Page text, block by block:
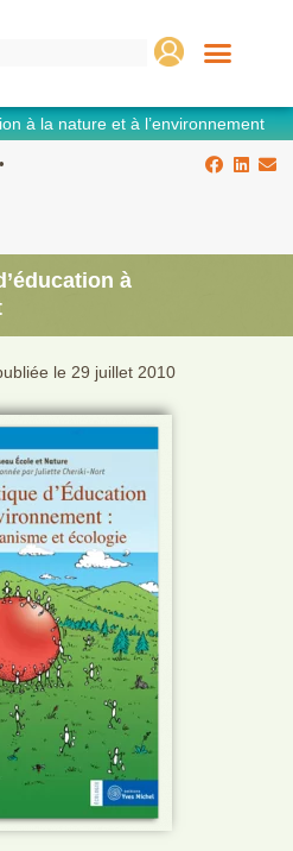
à la nature et à l’environnement
•
à
le 29 juillet 2010